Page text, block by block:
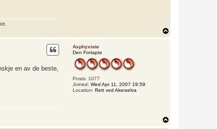
Asphyxiate
Den Fortapte
Posts: 1077
Joined: Wed Apr 11, 2007 19:59
Location: Rett ved Akerselva
en av de beste,